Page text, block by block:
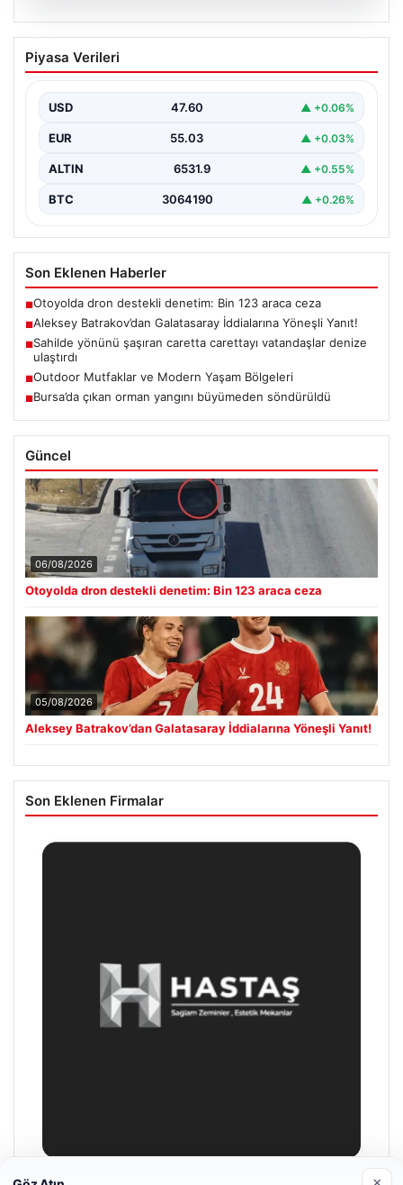
05.08.2026
Aleksey Batrakov’dan Galatasaray
İddialarına Yöneşli Yanıt!
genç futbolcu Aleksey Batrakov, adı Galatasaray ile…
Piyasa Verileri
USD 47.60 ▲ +0.06%
EUR 55.03 ▲ +0.03%
ALTIN 6531.9 ▲ +0.55%
BTC 3064190 ▲ +0.26%
Son Eklenen Haberler
■Otoyolda dron destekli denetim: Bin 123 araca ceza
■Aleksey Batrakov’dan Galatasaray İddialarına Yöneşli Yanıt!
■Sahilde yönünü şaşıran caretta carettayı vatandaşlar denize
ulaştırdı
■Outdoor Mutfaklar ve Modern Yaşam Bölgeleri
■Bursa’da çıkan orman yangını büyümeden söndürüldü
Güncel
06/08/2026
Otoyolda dron destekli denetim: Bin 123 araca ceza
05/08/2026
Aleksey Batrakov’dan Galatasaray İddialarına Yöneşli Yanıt!
Son Eklenen Firmalar